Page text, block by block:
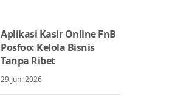
Aplikasi Kasir Online FnB
Posfoo: Kelola Bisnis
Tanpa Ribet
29 Juni 2026